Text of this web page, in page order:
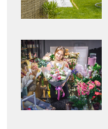
subtitlu
Adaugă
aici textul
pentru
subtitlu